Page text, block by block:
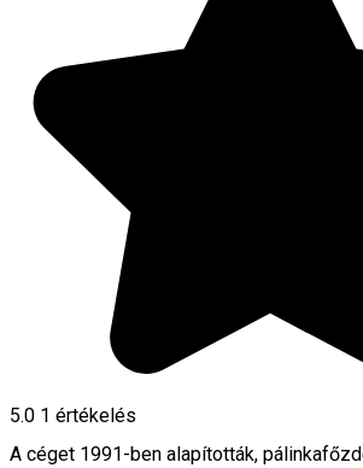
5.0 1 értékelés
A céget 1991-ben alapították,